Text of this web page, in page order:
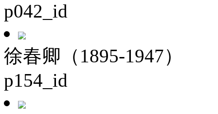
p042_id
徐春卿（1895-1947）
p154_id